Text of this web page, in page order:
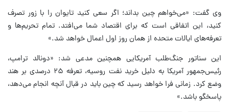
وی گفت: «می‌خواهم چین بداند؛ اگر سعی کنید تایوان را با زور تصرف
کنید، این اتفاقی است که برای اقتصاد شما می‌افتد. تمام تحریم‌ها و
تعرفه‌های ایالات متحده از همان روز اول اعمال خواهد شد.»
این سناتور جنگ‌طلب آمریکایی همچنین مدعی شد: «دونالد ترامپ،
رئیس‌جمهور آمریکا به دلیل خرید نفت روسیه، تعرفه ۲۵ درصدی بر هند
وضع کرد. زمانی فرا خواهد رسید که چین باید در قبال آنچه انجام می‌دهد،
پاسخگو باشد.»